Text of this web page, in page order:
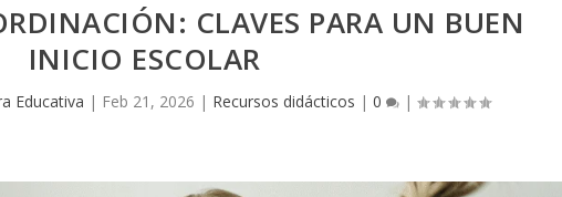
CLAVES PARA UN BUEN
INICIO ESCOLAR
Educativa | Feb 21, 2026 | Recursos didácticos | 0 |